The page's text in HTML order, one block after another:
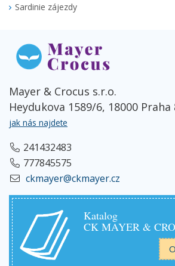
Sardinie zájezdy
Mayer & Crocus s.r.o.
Heydukova 1589/6, 18000 Praha
jak nás najdete
241432483
777845575
ckmayer@ckmayer.cz
Katalog
CK MAYER &